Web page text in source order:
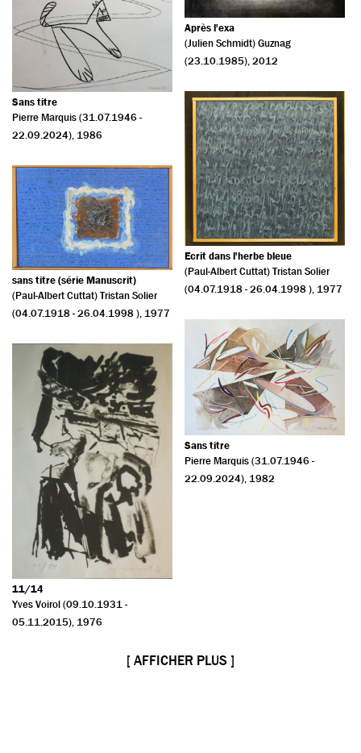
Après l'exa
(Julien Schmidt) Guznag
(23.10.1985), 2012
Sans titre
Pierre Marquis (31.07.1946 -
22.09.2024), 1986
Ecrit dans l'herbe bleue
(Paul-Albert Cuttat) Tristan Solier
(04.07.1918 - 26.04.1998 ), 1977
sans titre (série Manuscrit)
(Paul-Albert Cuttat) Tristan Solier
(04.07.1918 - 26.04.1998 ), 1977
Sans titre
Pierre Marquis (31.07.1946 -
22.09.2024), 1982
11/14
Yves Voirol (09.10.1931 -
05.11.2015), 1976
[ AFFICHER PLUS ]